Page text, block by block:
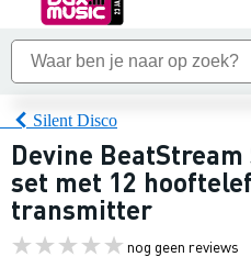
Silent Disco
Devine
set met 12
transmitter
nog geen reviews